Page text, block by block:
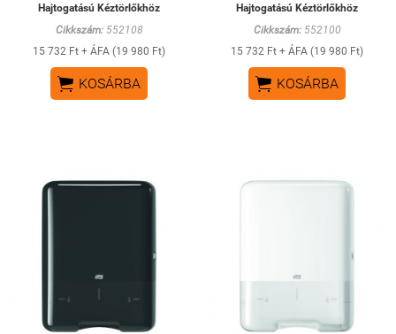
Hajtogatású Kéztörlőkhöz
Cikkszám:552108
15 732 Ft + ÁFA (19 980 Ft)
 KOSÁRBA
Hajtogatású Kéztörlőkhöz
Cikkszám:552100
15 732 Ft + ÁFA (19 980 Ft)
 KOSÁRBA